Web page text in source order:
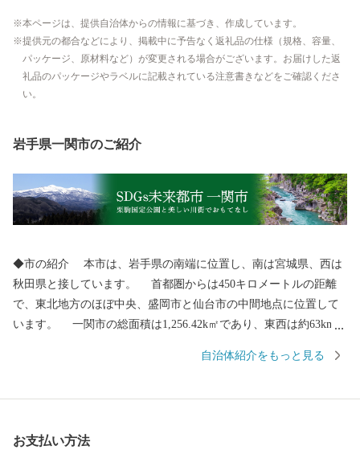
本ページは、提供自治体からの情報に基づき、作成しています。
提供元の都合などにより、掲載中に予告なく返礼品の仕様（規格、容量、
パッケージ、原材料など）が変更される場合がございます。お届けした返
礼品のパッケージやラベルに記載されている注意書きなどをご確認くださ
い。
岩手県一関市のご紹介
◆市の紹介 本市は、岩手県の南端に位置し、南は宮城県、西は
秋田県と接しています。 首都圏からは450キロメートルの距離
で、東北地方のほぼ中央、盛岡市と仙台市の中間地点に位置して
います。 一関市の総面積は1,256.42k㎡であり、東西は約63km、
在）で、人口は岩手県で３番目、面積は２番目の規模となってい
は、廃藩置県によって、胆沢県、一関県、水沢県、磐井県と変遷
自治体紹介をもっと見る
お支払い方法